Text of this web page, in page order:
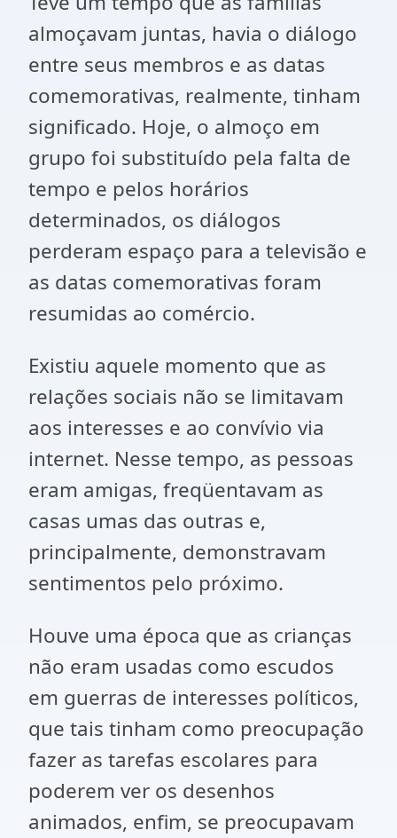
almoçavam juntas, havia o diálogo
entre seus membros e as datas
comemorativas, realmente, tinham
significado. Hoje, o almoço em
grupo foi substituído pela falta de
tempo e pelos horários
determinados, os diálogos
perderam espaço para a televisão e
as datas comemorativas foram
resumidas ao comércio.
Existiu aquele momento que as
relações sociais não se limitavam
aos interesses e ao convívio via
internet. Nesse tempo, as pessoas
eram amigas, freqüentavam as
casas umas das outras e,
principalmente, demonstravam
sentimentos pelo próximo.
Houve uma época que as crianças
não eram usadas como escudos
em guerras de interesses políticos,
que tais tinham como preocupação
fazer as tarefas escolares para
poderem ver os desenhos
animados, enfim, se preocupavam